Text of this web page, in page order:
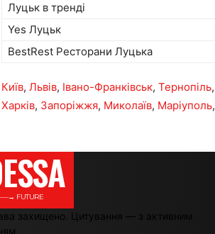
Луцьк в тренді
Yes Луцьк
BestRest Ресторани Луцька
Київ, Львів, Івано-Франківськ, Тернопіль,
Харків, Запоріжжя, Миколаїв, Маріуполь,
FUTURE
захищено. Цитування — з активним